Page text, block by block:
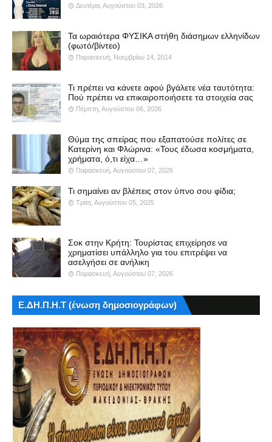
Δευτέρα, Αυγούστου 03, 2026
Τα ωραιότερα ΦΥΣΙΚΑ στήθη διάσημων ελληνίδων
(φωτό/βίντεο)
Παρασκευή, Νοεμβρίου 14, 2014
Τι πρέπει να κάνετε αφού βγάλετε νέα ταυτότητα:
Πού πρέπει να επικαιροποιήσετε τα στοιχεία σας
Πέμπτη, Αυγούστου 06, 2026
Θύμα της σπείρας που εξαπατούσε πολίτες σε
Κατερίνη και Φλώρινα: «Τους έδωσα κοσμήματα,
χρήματα, ό,τι είχα…»
Παρασκευή, Αυγούστου 07, 2026
Τι σημαίνει αν βλέπεις στον ύπνο σου φίδια;
Τρίτη, Αυγούστου 05, 2025
Σοκ στην Κρήτη: Τουρίστας επιχείρησε να
χρηματίσει υπάλληλο για του επιτρέψει να
ασελγήσει σε ανήλικη
Παρασκευή, Αυγούστου 07, 2026
Ε.ΔΗ.Π.Η.Τ (ένωση δημοσιογράφων)